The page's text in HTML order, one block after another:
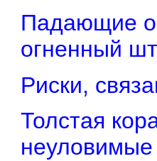
Падающие
огненный
Риски,
Толстая